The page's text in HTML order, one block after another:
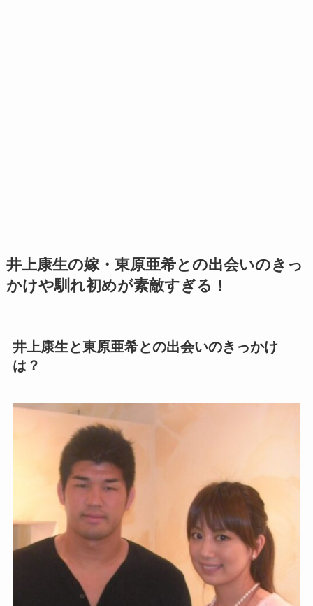
井上康生の嫁・東原亜希との出会いのきっ
かけや馴れ初めが素敵すぎる！
井上康生と東原亜希との出会いのきっかけ
は？